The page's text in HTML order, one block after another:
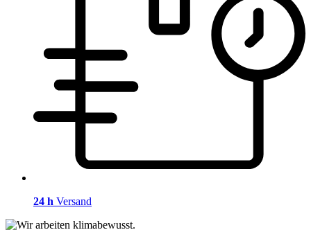
24 h Versand